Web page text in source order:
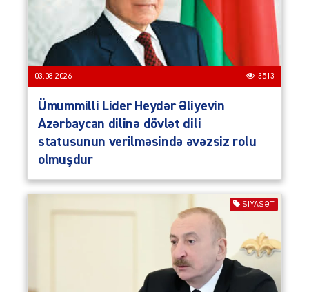
03.08.2026 3513
Ümummilli Lider Heydər Əliyevin
Azərbaycan dilinə dövlət dili
statusunun verilməsində əvəzsiz rolu
olmuşdur
SIYASƏT